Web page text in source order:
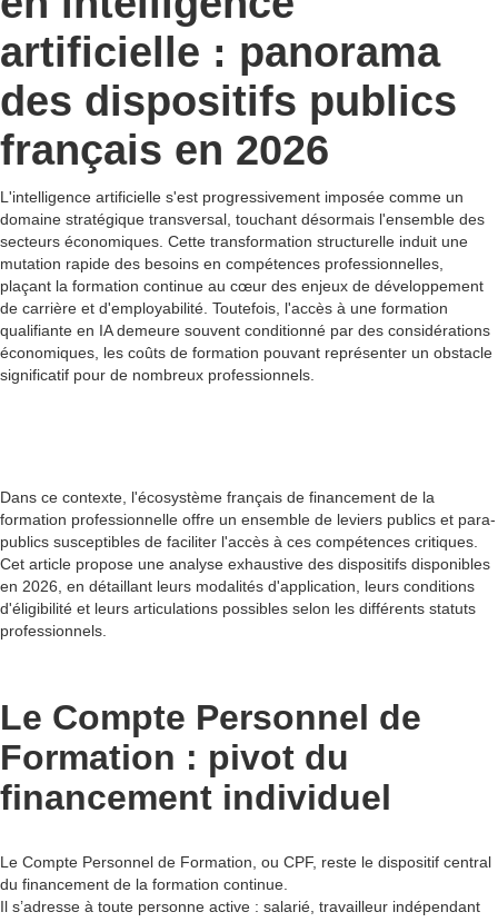
artificielle : panorama
des dispositifs publics
français en 2026
L'intelligence artificielle s'est progressivement imposée comme un
domaine stratégique transversal, touchant désormais l'ensemble des
secteurs économiques. Cette transformation structurelle induit une
mutation rapide des besoins en compétences professionnelles,
plaçant la formation continue au cœur des enjeux de développement
de carrière et d'employabilité. Toutefois, l'accès à une formation
qualifiante en IA demeure souvent conditionné par des considérations
économiques, les coûts de formation pouvant représenter un obstacle
significatif pour de nombreux professionnels.
Dans ce contexte, l'écosystème français de financement de la
formation professionnelle offre un ensemble de leviers publics et para-
publics susceptibles de faciliter l'accès à ces compétences critiques.
Cet article propose une analyse exhaustive des dispositifs disponibles
en 2026, en détaillant leurs modalités d'application, leurs conditions
d'éligibilité et leurs articulations possibles selon les différents statuts
professionnels.
Le Compte Personnel de
Formation : pivot du
financement individuel
Le Compte Personnel de Formation, ou CPF, reste le dispositif central
du financement de la formation continue.
Il s’adresse à toute personne active : salarié, travailleur indépendant